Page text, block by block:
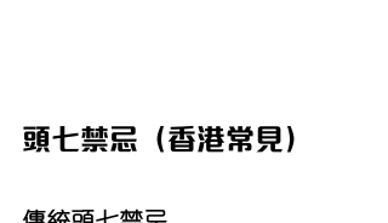
頭七禁忌（香港常見）